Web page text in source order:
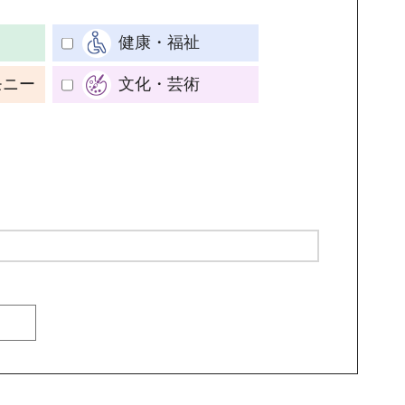
健康・福祉
ー 文化・芸術